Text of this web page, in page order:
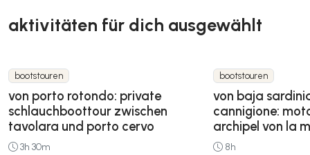
aktivitäten für dich ausgewählt
bootstouren
von porto rotondo: private
schlauchboottour zwischen
tavolara und porto cervo
3h 30m
bootstouren
von baja
cannigione:
archipel von la
8h